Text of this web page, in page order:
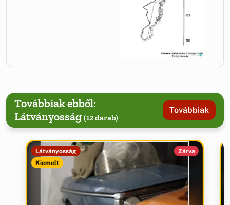
Továbbiak ebből:
Látványosság (12 darab)
Továbbiak
Látványosság
Kiemelt
Zárva